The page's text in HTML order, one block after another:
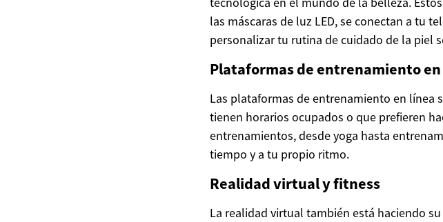
las máscaras de luz LED, se conectan a tu
personalizar tu rutina de cuidado de la piel
Plataformas de entrenamiento
Las plataformas de entrenamiento en línea
tienen horarios ocupados o que prefieren
entrenamientos, desde yoga hasta
tiempo y a tu propio ritmo.
Realidad virtual y fitness
La realidad virtual también está haciendo